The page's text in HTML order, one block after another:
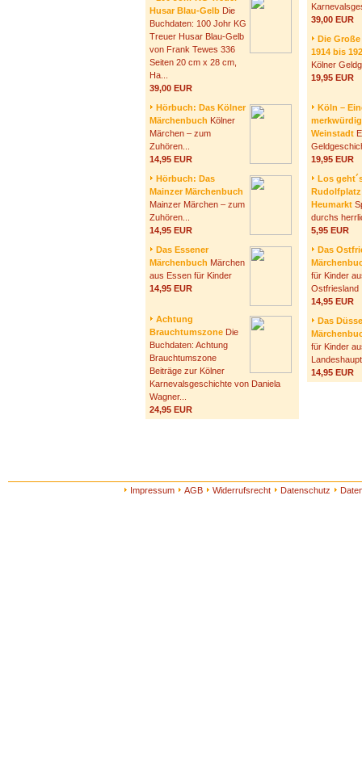
Husar Blau-Gelb Die
Buchdaten: 100 Johr KG
Treuer Husar Blau-Gelb
von Frank Tewes 336
Seiten 20 cm x 28 cm,
Ha...
39,00 EUR
Hörbuch: Das Kölner
Märchenbuch Kölner
Märchen – zum
Zuhören...
14,95 EUR
Hörbuch: Das
Mainzer Märchenbuch
Mainzer Märchen – zum
Zuhören...
14,95 EUR
Das Essener
Märchenbuch Märchen
aus Essen für Kinder
14,95 EUR
Achtung
Brauchtumszone Die
Buchdaten: Achtung
Brauchtumszone
Beiträge zur Kölner
Karnevalsgeschichte von Daniela
Wagner...
24,95 EUR
39,00 EUR
Die
1914 bis
Kölner
19,95 EUR
Köln –
Weinstadt
19,95 EUR
Los
Heumarkt
durchs
5,95 EUR
Das
für Kinder
Ostfriesland
14,95 EUR
Das
für Kinder
14,95 EUR
Impressum AGB Widerrufsrecht Datenschutz